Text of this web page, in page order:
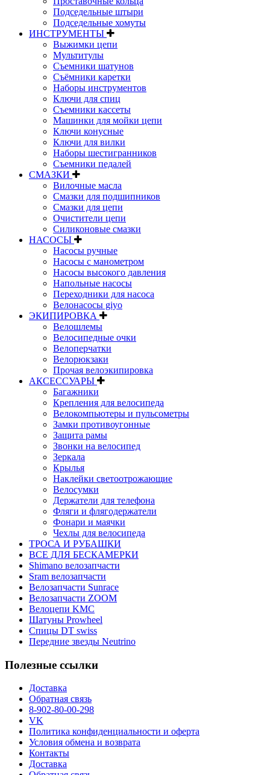
Подседельные штыри
Подседельные хомуты
ИНСТРУМЕНТЫ
Выжимки цепи
Мультитулы
Съемники шатунов
Съёмники каретки
Наборы инструментов
Ключи для спиц
Съемники кассеты
Машинки для мойки цепи
Ключи конусные
Ключи для вилки
Наборы шестигранников
Съемники педалей
СМАЗКИ
Вилочные масла
Смазки для подшипников
Смазки для цепи
Очистители цепи
Силиконовые смазки
НАСОСЫ
Насосы ручные
Насосы с манометром
Насосы высокого давления
Напольные насосы
Переходники для насоса
Велонасосы giyo
ЭКИПИРОВКА
Велошлемы
Велосипедные очки
Велоперчатки
Велорюкзаки
Прочая велоэкипировка
АКСЕССУАРЫ
Багажники
Крепления для велосипеда
Велокомпьютеры и пульсометры
Замки противоугонные
Защита рамы
Звонки на велосипед
Зеркала
Крылья
Наклейки светоотрожающие
Велосумки
Держатели для телефона
Фляги и флягодержатели
Фонари и маячки
Чехлы для велосипеда
ТРОСА И РУБАШКИ
ВСЕ ДЛЯ БЕСКАМЕРКИ
Shimano велозапчасти
Sram велозапчасти
Велозапчасти Sunrace
Велозапчасти ZOOM
Велоцепи KMC
Шатуны Prowheel
Спицы DT swiss
Передние звезды Neutrino
Полезные ссылки
Доставка
Обратная связь
8-902-80-00-298
VK
Политика конфиденциальности и оферта
Условия обмена и возврата
Контакты
Доставка